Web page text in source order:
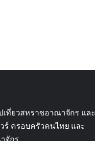
เที่ยวสหราชอาณาจักร และ
ร์ ครอบครัวคนไทย และ
จักร